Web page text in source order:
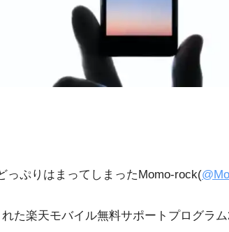
っぷりはまってしまったMomo-rock(
た楽天モバイル無料サポートプログラ